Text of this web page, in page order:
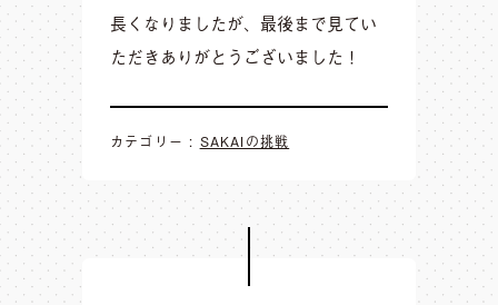
長くなりましたが、最後まで見てい
ただきありがとうございました！
カテゴリー : SAKAIの挑戦